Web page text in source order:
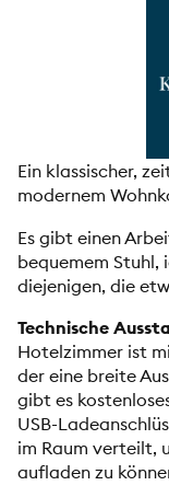
Ein klassischer,
modernem
Es gibt einen
bequemem Stuhl,
diejenigen, die
Technische
Hotelzimmer ist
der eine breite
gibt es
USB-
im Raum verteilt,
aufladen zu